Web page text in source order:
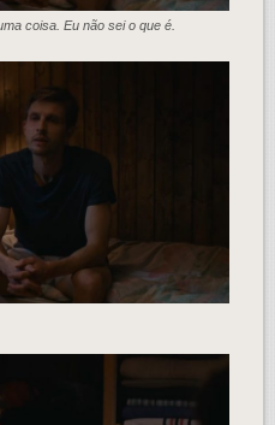
coisa. Eu não sei o que é.